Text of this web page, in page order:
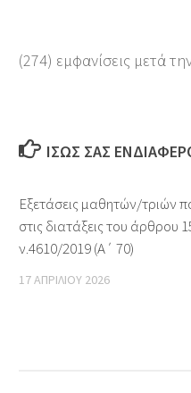
(274) εμφανίσεις μετά
ΊΣΩΣ ΣΑΣ
Εξετάσεις μαθητών/τριών
στις διατάξεις του άρθρου
ν.4610/2019 (Α΄ 70)
17 ΑΠΡΙΛΊΟΥ 2026